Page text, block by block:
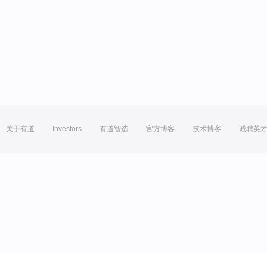
关于有道 Investors 有道智选 官方博客 技术博客 诚聘英才